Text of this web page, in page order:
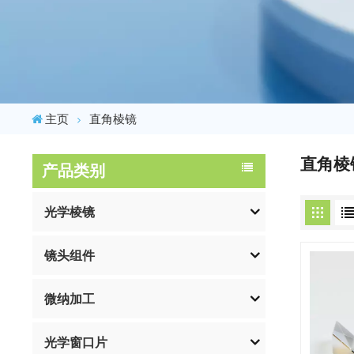
主页 直角棱镜
产品类别
光学棱镜
镜头组件
微纳加工
光学窗口片
直角棱